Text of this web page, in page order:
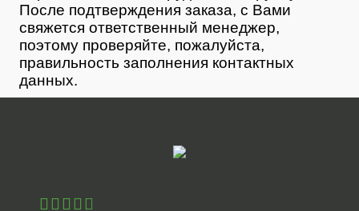
После подтверждения заказа, с Вами
свяжется ответственный менеджер,
поэтому проверяйте, пожалуйста,
правильность заполнения контактных
данных.